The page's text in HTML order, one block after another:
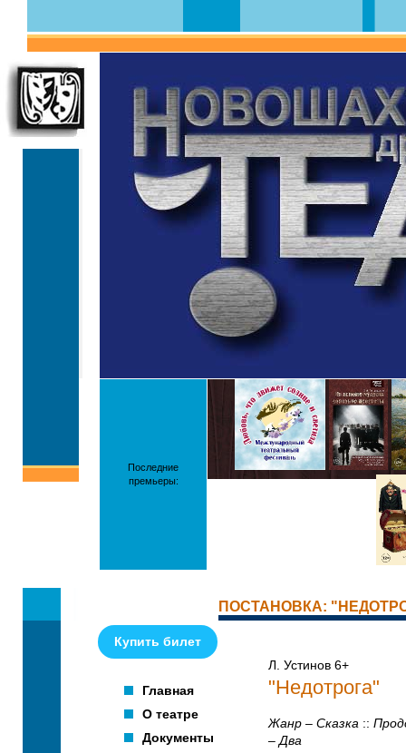
Последние
премьеры:
ПОСТАНОВКА:
Купить билет
Главная
О театре
Документы
Л. Устинов 6+
"Недотрога"
Жанр – Сказка ::
– Два